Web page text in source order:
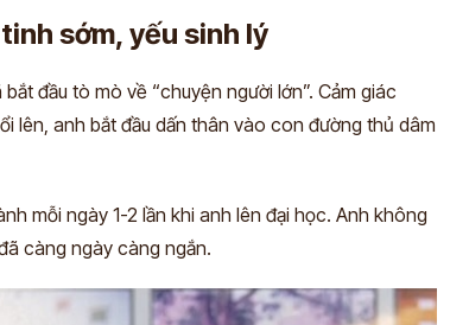
sớm, yếu sinh lý
đầu tò mò về “chuyện người lớn”. Cảm giác
lên, anh bắt đầu dấn thân vào con đường thủ dâm
mỗi ngày 1-2 lần khi anh lên đại học. Anh không
càng ngày càng ngắn.
Đỗ Minh Đường.